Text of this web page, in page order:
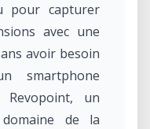
pour capturer
avec une
avoir besoin
smartphone
Revopoint, un
de la